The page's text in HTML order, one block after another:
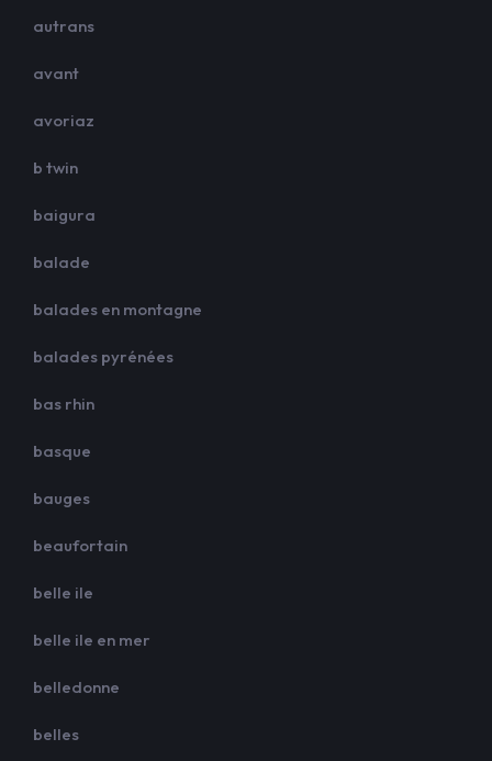
autrans
avant
avoriaz
b twin
baigura
balade
balades en montagne
balades pyrénées
bas rhin
basque
bauges
beaufortain
belle ile
belle ile en mer
belledonne
belles